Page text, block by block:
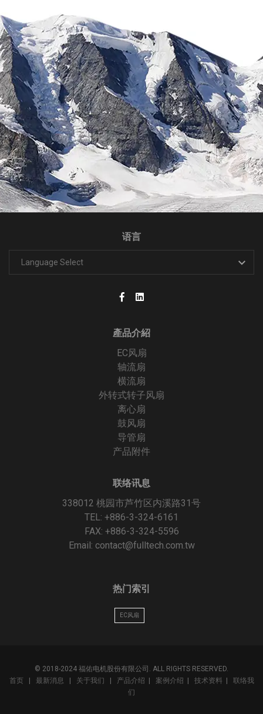
语言
產品介紹
EC风扇
轴流扇
横流扇
外转式转子风扇
离心扇
鼓风扇
导管扇
产品附件
联络讯息
338012 桃园市芦竹区内溪路31号
TEL: +886-3-324-6161
FAX: +886-3-324-5596
Email: contact@fulltech.com.tw
热门索引
EC风扇
© 2018-2024 福佑电机股份有限公司. ALL RIGHTS RESERVED.
首页
最新消息 关于我们 产品介绍 案例介绍 技术资料
联络我
们